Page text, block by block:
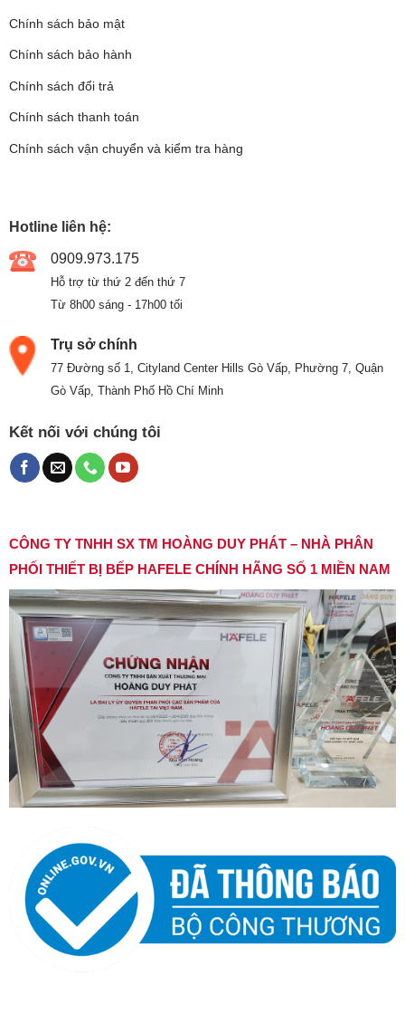
Chính sách bảo mật
Chính sách bảo hành
Chính sách đổi trả
Chính sách thanh toán
Chính sách vận chuyển và kiểm tra hàng
Hotline liên hệ:
0909.973.175
Hỗ trợ từ thứ 2 đến thứ 7
Từ 8h00 sáng - 17h00 tối
Trụ sở chính
77 Đường số 1, Cityland Center Hills Gò Vấp, Phường 7, Quận
Gò Vấp, Thành Phố Hồ Chí Minh
Kết nối với chúng tôi
CÔNG TY TNHH SX TM HOÀNG DUY PHÁT – NHÀ PHÂN
PHỐI THIẾT BỊ BẾP HAFELE CHÍNH HÃNG SỐ 1 MIỀN NAM